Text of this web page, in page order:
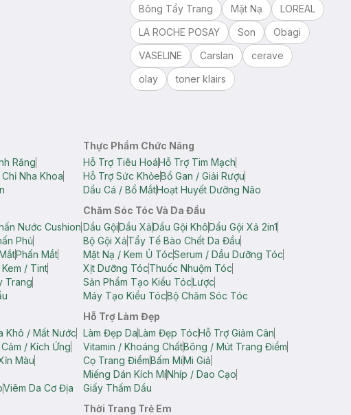
Bông Tẩy Trang
Mặt Nạ
LOREAL
LA ROCHE POSAY
Son
Obagi
VASELINE
Carslan
cerave
olay
toner klairs
Răng
Nha Khoa
Thực Phẩm Chức Năng
Hỗ Trợ Tiêu HoáHỗ Trợ Tim Mạch
Hỗ Trợ Sức KhỏeBổ Gan / Giải Rượu
Dầu Cá / Bổ MắtHoạt Huyết Dưỡng Não
Nước Cushion
Phủ
Phấn Mắt
/ Tint
Trang
Chăm Sóc Tóc Và Da Đầu
Dầu GộiDầu XảDầu Gội KhôDầu Gội Xả 2in1
Bộ Gội XảTẩy Tế Bào Chết Da Đầu
Mặt Nạ / Kem Ủ TócSerum / Dầu Dưỡng Tóc
Xịt Dưỡng TócThuốc Nhuộm Tóc
Sản Phẩm Tạo Kiểu TócLược
Máy Tạo Kiểu TócBộ Chăm Sóc Tóc
Khô / Mất Nước
/ Kích Ứng
Màu
Viêm Da Cơ Địa
Hỗ Trợ Làm Đẹp
Làm Đẹp DaLàm Đẹp TócHỗ Trợ Giảm Cân
Vitamin / Khoáng ChấtBông / Mút Trang Điểm
Cọ Trang ĐiểmBấm MiMi Giả
Miếng Dán Kích MíNhíp / Dao Cạo
Giấy Thấm Dầu
Thời Trang Trẻ Em